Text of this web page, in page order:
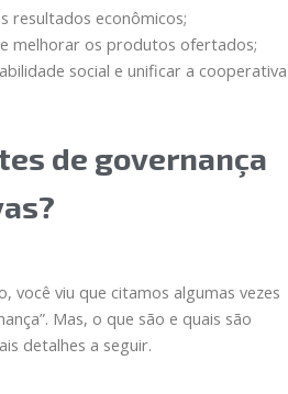
resultados econômicos;
melhorar os produtos ofertados;
social e unificar a cooperativa
de governança
você viu que citamos algumas vezes
Mas, o que são e quais são
detalhes a seguir.